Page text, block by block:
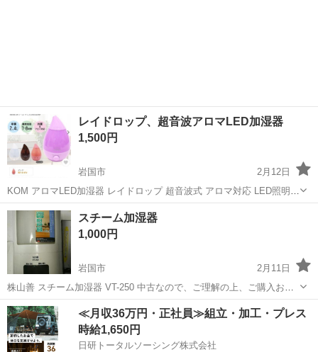
レイドロップ、超音波アロマLED加湿器
1,500円
岩国市
2月12日
KOM アロマLED加湿器 レイドロップ 超音波式 アロマ対応 LED照明
花粉症対策 中古なのでご理解の上ご購入お願いします。 プロフィール
を見て❗️メッセージ問い合わせをお願いします。 直接取引手渡し‼️ 郵送
配送...
山口 岩国市 季節、空調家電
スチーム加湿器
1,000円
岩国市
2月11日
株山善 スチーム加湿器 VT-250 中古なので、ご理解の上、ご購入お願
いいたします。 プロフィールを見て、メッセージ問合せを、お願いい
たします。
山口 岩国市 季節、空調家電 スチーム
≪月収36万円・正社員≫組立・加工・プレス
時給1,650円
日研トータルソーシング株式会社